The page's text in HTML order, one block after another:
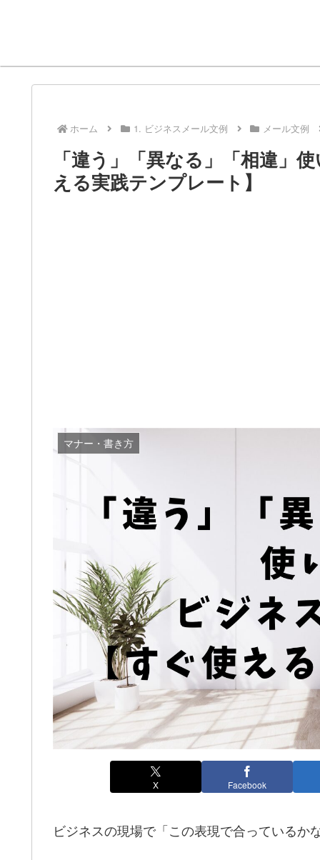
ホーム 1. ビジネスメール文例 メール文例
「違う」「異なる」「相違」
える実践テンプレート】
マナー・書き方
X Facebook
ビジネスの現場で「この表現で合っているか